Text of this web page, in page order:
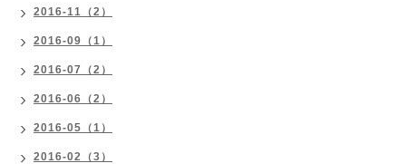
2016-11（2）
2016-09（1）
2016-07（2）
2016-06（2）
2016-05（1）
2016-02（3）